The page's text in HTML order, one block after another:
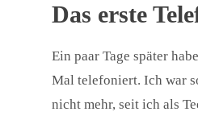
Das erste
Ein paar Tage später
Mal telefoniert. Ich war
nicht mehr, seit ich als